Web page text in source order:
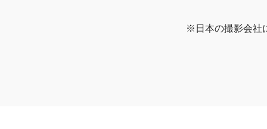
※日本の撮影会社